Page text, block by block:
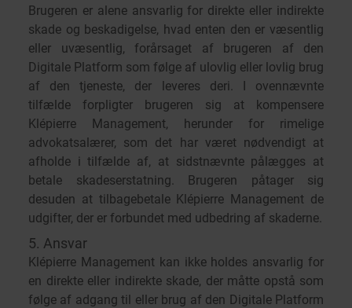
Brugeren er alene ansvarlig for direkte eller indirekte
skade og beskadigelse, hvad enten den er væsentlig
eller uvæsentlig, forårsaget af brugeren af den
Digitale Platform som følge af ulovlig eller lovlig brug
af den tjeneste, der leveres deri. I ovennævnte
tilfælde forpligter brugeren sig at kompensere
Klépierre Management, herunder for rimelige
advokatsalærer, som det har været nødvendigt at
afholde i tilfælde af, at sidstnævnte pålægges at
betale skadeserstatning. Brugeren påtager sig
desuden at tilbagebetale Klépierre Management de
udgifter, der er forbundet med udbedring af skaderne.
5. Ansvar
Klépierre Management kan ikke holdes ansvarlig for
en direkte eller indirekte skade, der måtte opstå som
følge af adgang til eller brug af den Digitale Platform